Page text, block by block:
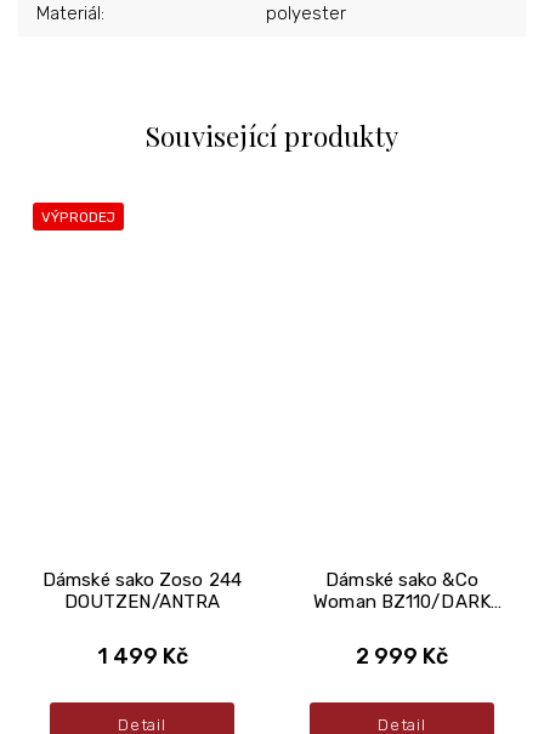
Související produkty
VÝPRODEJ
Dámské sako Zoso 244
DOUTZEN/ANTRA
1 499 Kč
Detail
Dámské sako &Co
Woman BZ110/DARK
2 999 Kč
Detail
Materiál: polyester